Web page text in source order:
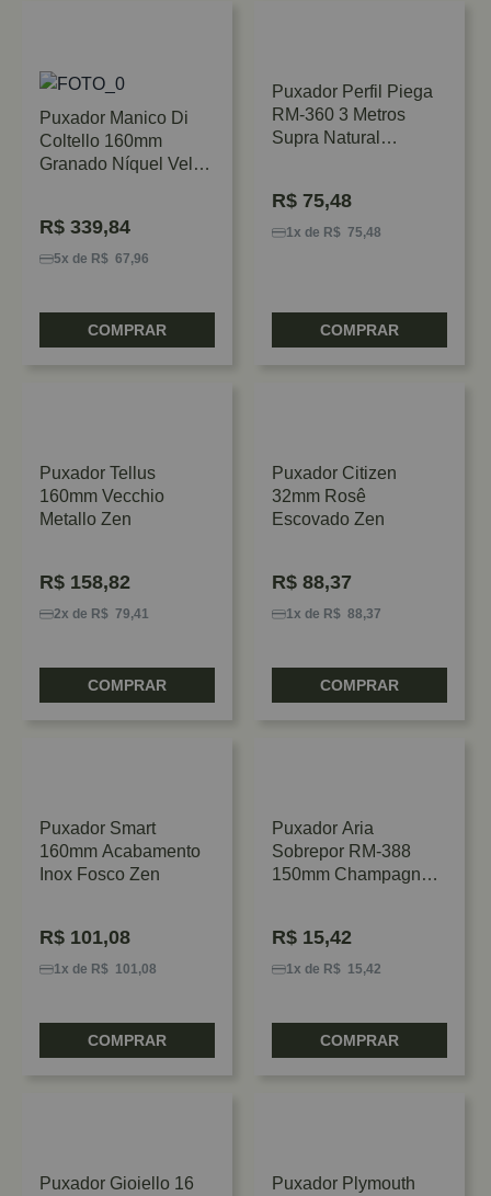
Puxador Manico Di
Coltello 160mm
Granado Níquel Velho
R$ 339,84
5x de R$ 67,96
COMPRAR
Puxador Perfil Piega
RM-360 3 Metros
Supra Natural
R$ 75,48
1x de R$ 75,48
COMPRAR
Puxador Tellus
160mm Vecchio
Metallo Zen
R$ 158,82
2x de R$ 79,41
COMPRAR
Puxador Citizen
32mm Rosê
Escovado Zen
R$ 88,37
1x de R$ 88,37
COMPRAR
Puxador Smart
160mm Acabamento
Inox Fosco Zen
R$ 101,08
1x de R$ 101,08
COMPRAR
Puxador Aria
Sobrepor RM-388
150mm Champagne
R$ 15,42
1x de R$ 15,42
COMPRAR
Puxador Gioiello 16
Puxador Plymouth